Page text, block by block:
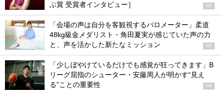
ぶ賞 受賞者インタビュー］
PR
「会場の声は自分を客観視するバロメーター」柔道
48kg級金メダリスト・角田夏実が感じていた声の力
と、声を活かした新たなミッション
PR
「少しぼやけているだけでも感覚が狂ってきます」B
リーグ屈指のシューター・安藤周人が明かす“見え
る”ことの重要性
PR